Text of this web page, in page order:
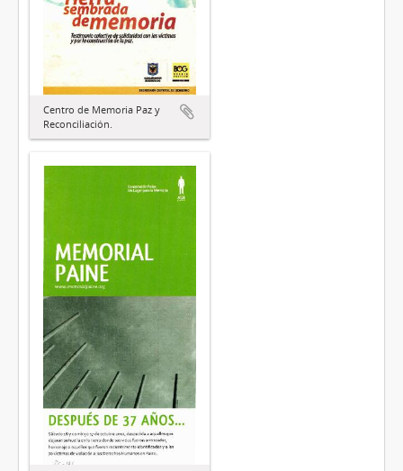
Centro de Memoria Paz y
Reconciliación.